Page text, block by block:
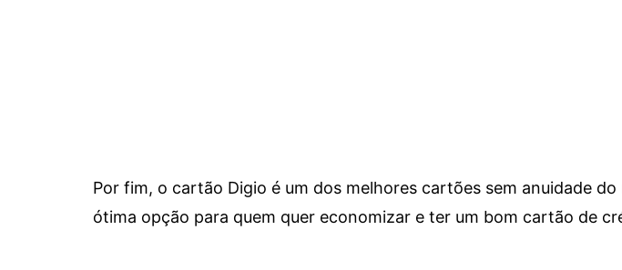
Por fim, o cartão Digio é um dos melhores cartões sem anuidade do
ótima opção para quem quer economizar e ter um bom cartão de